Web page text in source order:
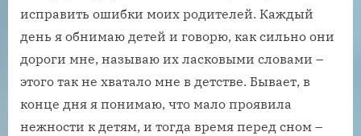
исправить ошибки моих родителей. Каждый
день я обнимаю детей и говорю, как сильно они
дороги мне, называю их ласковыми словами –
этого так не хватало мне в детстве. Бывает, в
конце дня я понимаю, что мало проявила
нежности к детям, и тогда время перед сном –